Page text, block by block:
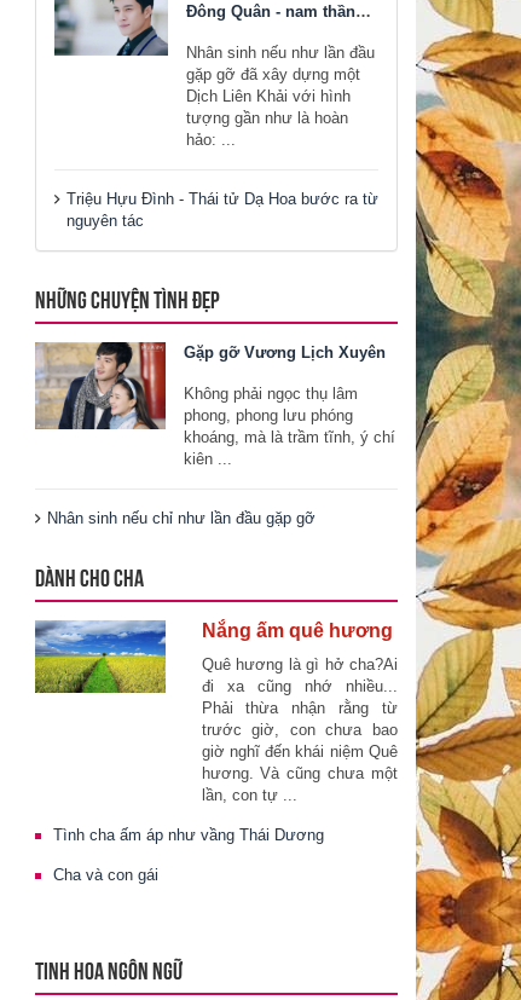
Đông Quân - nam thần
Nhân sinh nếu như lần đầu
gặp gỡ đã xây dựng một
Dịch Liên Khải với hình
tượng gần như là hoàn
hảo: ...
Triệu Hựu Đình - Thái tử Dạ Hoa bước ra từ
nguyên tác
NHỮNG CHUYỆN TÌNH ĐẸP
Gặp gỡ Vương Lịch Xuyên
Không phải ngọc thụ lâm
phong, phong lưu phóng
khoáng, mà là trầm tĩnh, ý chí
kiên ...
Nhân sinh nếu chỉ như lần đầu gặp gỡ
DÀNH CHO CHA
Nắng ấm quê hương
Quê hương là gì hở cha?Ai
đi xa cũng nhớ nhiều...
Phải thừa nhận rằng từ
trước giờ, con chưa bao
giờ nghĩ đến khái niệm Quê
hương. Và cũng chưa một
lần, con tự ...
Tình cha ấm áp như vầng Thái Dương
Cha và con gái
TINH HOA NGÔN NGỮ